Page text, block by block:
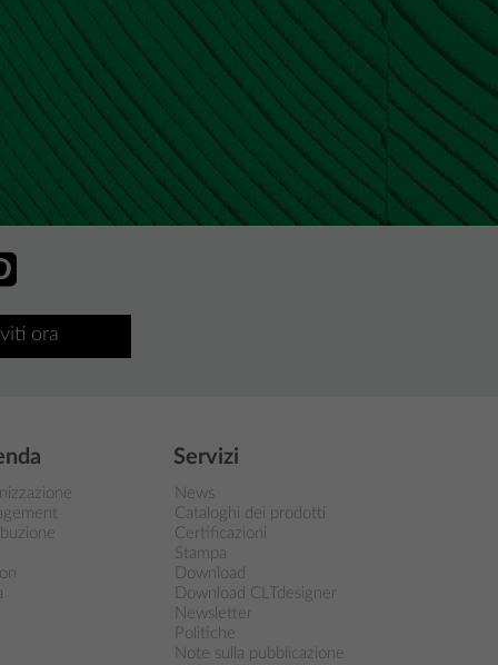
ora
Servizi
News
Cataloghi dei prodotti
Certificazioni
Stampa
Download
Download CLTdesigner
Newsletter
Politiche
Note sulla pubblicazione